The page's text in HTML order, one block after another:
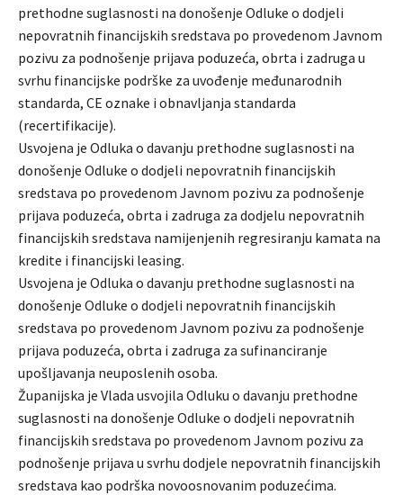
prethodne suglasnosti na donošenje Odluke o dodjeli
nepovratnih financijskih sredstava po provedenom Javnom
pozivu za podnošenje prijava poduzeća, obrta i zadruga u
svrhu financijske podrške za uvođenje međunarodnih
standarda, CE oznake i obnavljanja standarda
(recertifikacije).
Usvojena je Odluka o davanju prethodne suglasnosti na
donošenje Odluke o dodjeli nepovratnih financijskih
sredstava po provedenom Javnom pozivu za podnošenje
prijava poduzeća, obrta i zadruga za dodjelu nepovratnih
financijskih sredstava namijenjenih regresiranju kamata na
kredite i financijski leasing.
Usvojena je Odluka o davanju prethodne suglasnosti na
donošenje Odluke o dodjeli nepovratnih financijskih
sredstava po provedenom Javnom pozivu za podnošenje
prijava poduzeća, obrta i zadruga za sufinanciranje
upošljavanja neuposlenih osoba.
Županijska je Vlada usvojila Odluku o davanju prethodne
suglasnosti na donošenje Odluke o dodjeli nepovratnih
financijskih sredstava po provedenom Javnom pozivu za
podnošenje prijava u svrhu dodjele nepovratnih financijskih
sredstava kao podrška novoosnovanim poduzećima.